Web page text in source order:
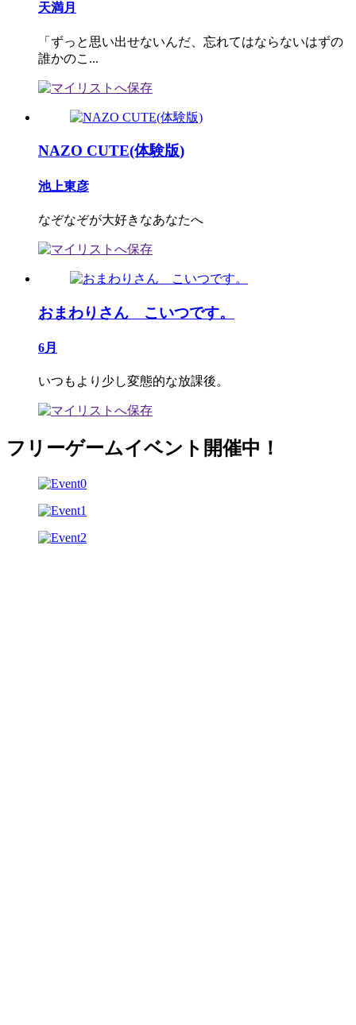
天満月
「ずっと思い出せないんだ、忘れてはならないはずの
誰かのこ...
NAZO CUTE(体験版)
池上東彦
なぞなぞが大好きなあなたへ
おまわりさん こいつです。
6月
いつもより少し変態的な放課後。
フリーゲームイベント開催中！